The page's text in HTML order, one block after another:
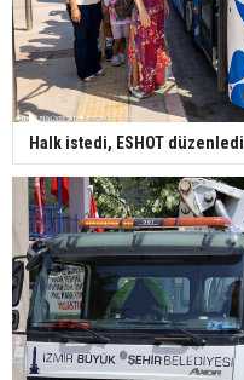
Halk istedi, ESHOT düzenledi